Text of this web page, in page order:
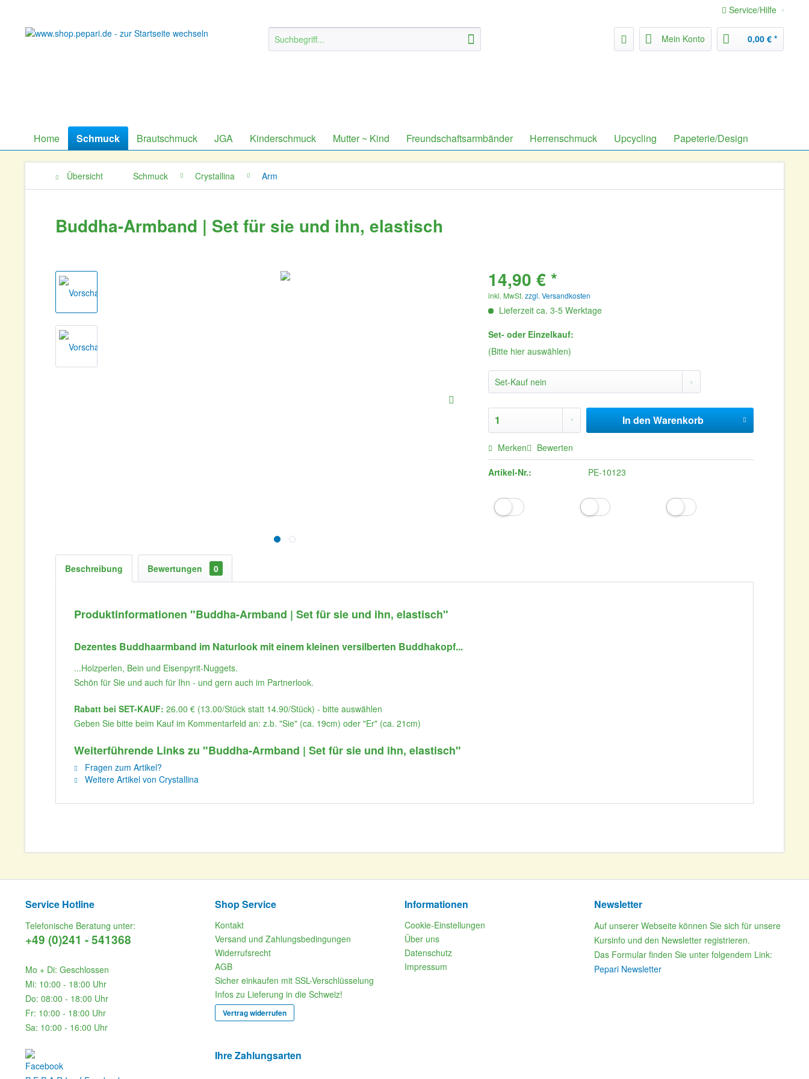
Service/Hilfe
Mein Konto 0,00 € *
Home Schmuck Brautschmuck JGA Kinderschmuck Mutter ~ Kind Freundschaftsarmbänder Herrenschmuck Upcycling Papeterie/Design
Übersicht Schmuck Crystallina Arm
Buddha-Armband | Set für sie und ihn, elastisch
14,90 € *
inkl. MwSt.zzgl. Versandkosten
Lieferzeit ca. 3-5 Werktage
Set- oder Einzelkauf:
(Bitte hier auswählen)
In den Warenkorb
Merken Bewerten
Artikel-Nr.: PE-10123
Beschreibung Bewertungen 0
Produktinformationen "Buddha-Armband | Set für sie und ihn, elastisch"
Dezentes Buddhaarmband im Naturlook mit einem kleinen versilberten Buddhakopf...
...Holzperlen, Bein und Eisenpyrit-Nuggets.
Schön für Sie und auch für Ihn - und gern auch im Partnerlook.
Rabatt bei SET-KAUF: 26.00 € (13.00/Stück statt 14.90/Stück) - bitte auswählen
Geben Sie bitte beim Kauf im Kommentarfeld an: z.b. "Sie" (ca. 19cm) oder "Er" (ca. 21cm)
Weiterführende Links zu "Buddha-Armband | Set für sie und ihn, elastisch"
Fragen zum Artikel?
Weitere Artikel von Crystallina
Service Hotline
Telefonische Beratung unter:
+49 (0)241 - 541368
Mo + Di: Geschlossen
Mi: 10:00 - 18:00 Uhr
Do: 08:00 - 18:00 Uhr
Fr: 10:00 - 18:00 Uhr
Sa: 10:00 - 16:00 Uhr
Shop Service
Kontakt
Versand und Zahlungsbedingungen
Widerrufsrecht
AGB
Sicher einkaufen mit SSL-Verschlüsselung
Infos zu Lieferung in die Schweiz!
Vertrag widerrufen
Ihre Zahlungsarten
Informationen
Cookie-Einstellungen
Über uns
Datenschutz
Impressum
Newsletter
Auf unserer Webseite können Sie sich für unsere
Kursinfo und den Newsletter registrieren.
Das Formular finden Sie unter folgendem Link:
Pepari Newsletter